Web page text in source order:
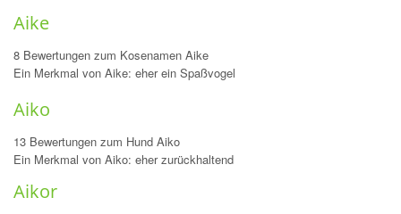
Aike
8 Bewertungen zum Kosenamen Aike
Ein Merkmal von Aike: eher ein Spaßvogel
Aiko
13 Bewertungen zum Hund Aiko
Ein Merkmal von Aiko: eher zurückhaltend
Aikor